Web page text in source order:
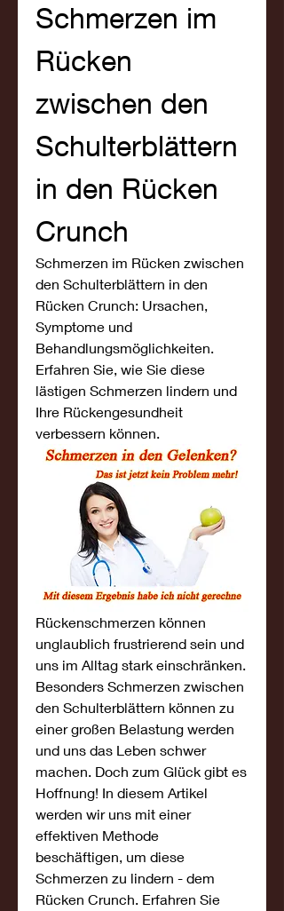
Schmerzen im
Rücken
zwischen den
Schulterblättern
in den Rücken
Crunch
Schmerzen im Rücken zwischen
den Schulterblättern in den
Rücken Crunch: Ursachen,
Symptome und
Behandlungsmöglichkeiten.
Erfahren Sie, wie Sie diese
lästigen Schmerzen lindern und
Ihre Rückengesundheit
verbessern können.
Rückenschmerzen können
unglaublich frustrierend sein und
uns im Alltag stark einschränken.
Besonders Schmerzen zwischen
den Schulterblättern können zu
einer großen Belastung werden
und uns das Leben schwer
machen. Doch zum Glück gibt es
Hoffnung! In diesem Artikel
werden wir uns mit einer
effektiven Methode
beschäftigen, um diese
Schmerzen zu lindern - dem
Rücken Crunch. Erfahren Sie